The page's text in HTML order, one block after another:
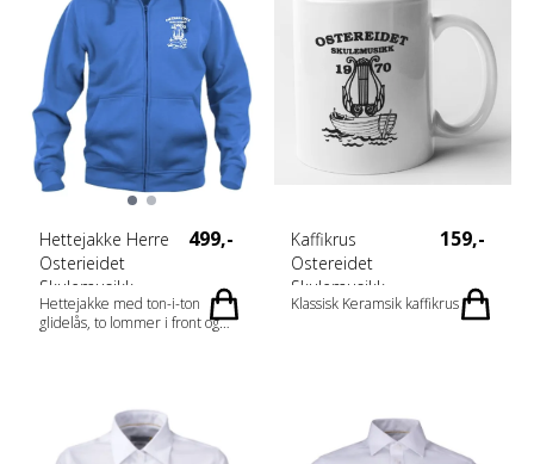
Polyester og 15 % Bomull) Vekt:
280 g/m2 Kjønn: Unisex
Hettejakke Herre
Osterieidet
Skulemusikk
499,-
Hettejakke med ton-i-ton
glidelås, to lommer i front og
for hodetelefoner. Materiale: 65
% Polyester, 35 % Bomull Vekt:
280 g/m2 Kjønn: Herrer
Kaffikrus
Ostereidet
Skulemusikk
159,-
Klassisk Keramsik kaffikrus